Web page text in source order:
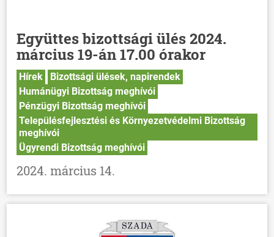
Együttes bizottsági ülés 2024.
március 19-án 17.00 órakor
Hírek
Bizottsági ülések, napirendek
Humánügyi Bizottság meghívói
Pénzügyi Bizottság meghívói
Településfejlesztési és Környezetvédelmi Bizottság
meghívói
Ügyrendi Bizottság meghívói
2024. március 14.